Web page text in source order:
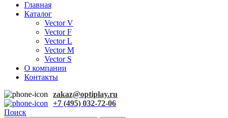
Главная
Каталог
Vector V
Vector F
Vector L
Vector M
Vector S
О компании
Контакты
zakaz@optiplay.ru
+7 (495) 032-72-06
Поиск